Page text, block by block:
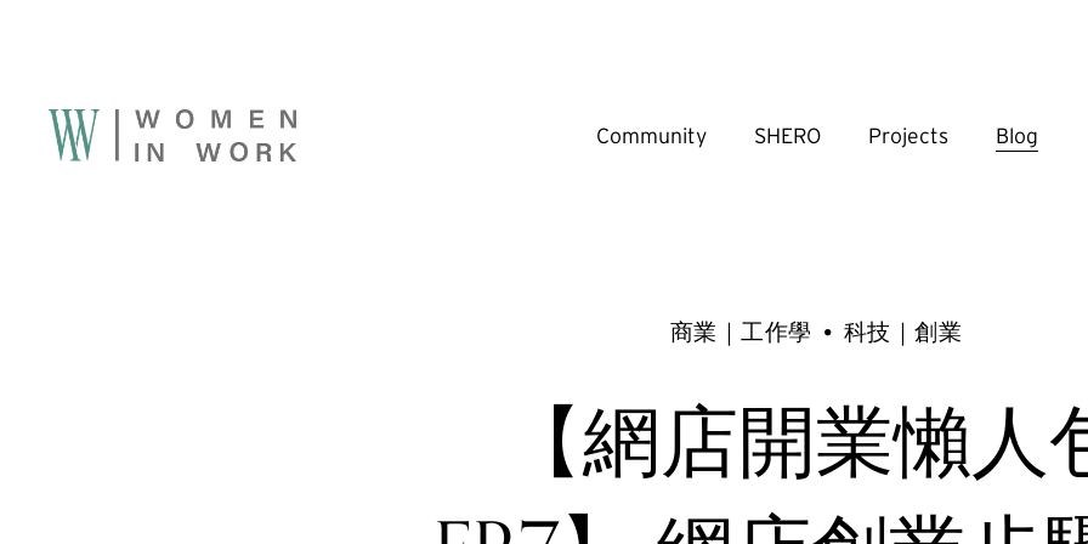
Community SHERO Projects Blog
【網店開業懶人
商業｜工作學 科技｜創業